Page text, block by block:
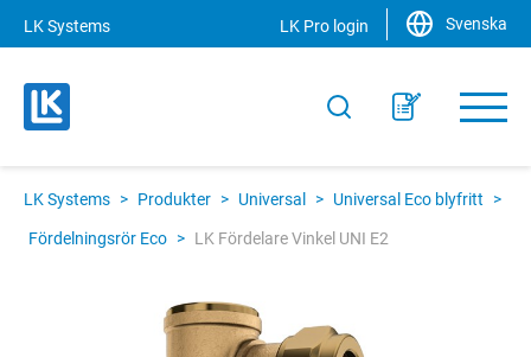
LK Systems LK Pro login Svenska
LK Systems > Produkter > Universal > Universal Eco blyfritt >
Fördelningsrör Eco > LK Fördelare Vinkel UNI E2